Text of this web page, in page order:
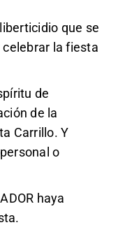
que se
la fiesta
de
de la
Carrillo. Y
o
haya